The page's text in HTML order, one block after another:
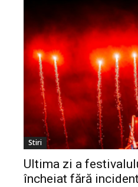
Stiri
Ultima zi a
încheiat fără